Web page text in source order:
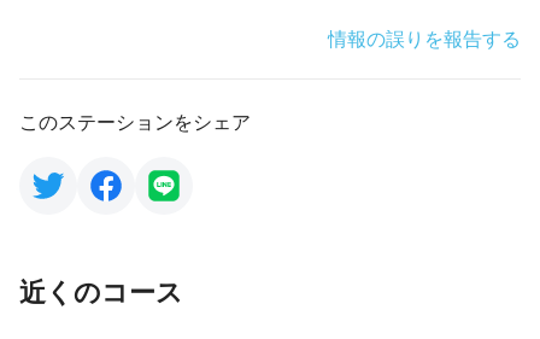
情報の誤りを報告する
このステーションをシェア
近くのコース